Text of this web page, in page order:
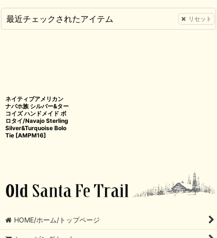
最近チェックされたアイテム リセット
ネイティブアメリカン
ナバホ族 シルバー&ター
コイズ ハンドメイド ボ
ロタイ/Navajo Sterling
Silver&Turquoise Bolo
Tie [AMPM16]
HOME/ホーム/トップページ